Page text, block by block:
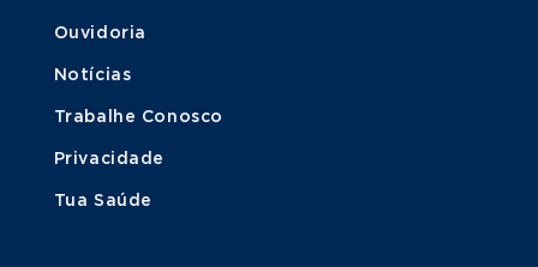
Ouvidoria
Notícias
Trabalhe Conosco
Privacidade
Tua Saúde